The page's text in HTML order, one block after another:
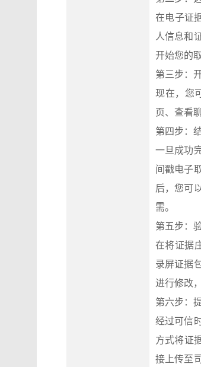
在电子证
人信息和
开始您的
第三步：
现在，您
页、查看
第四步：
一旦成功
间戳电子
后，您可
需。
第五步：
在将证据
录屏证据
进行修改
第六步：
经过可信
方式将证
接上传至